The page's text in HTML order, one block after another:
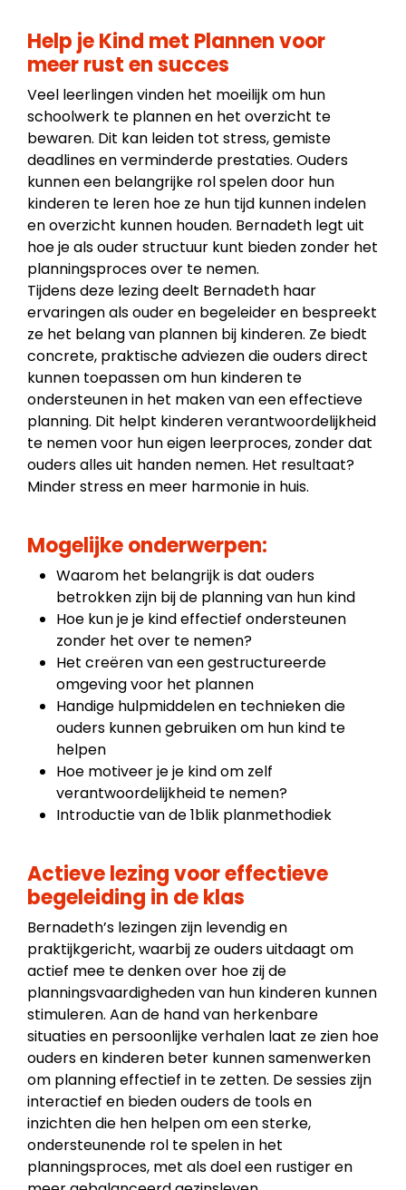
Help je Kind met Plannen voor
meer rust en succes
Veel leerlingen vinden het moeilijk om hun
schoolwerk te plannen en het overzicht te
bewaren. Dit kan leiden tot stress, gemiste
deadlines en verminderde prestaties. Ouders
kunnen een belangrijke rol spelen door hun
kinderen te leren hoe ze hun tijd kunnen indelen
en overzicht kunnen houden. Bernadeth legt uit
hoe je als ouder structuur kunt bieden zonder het
planningsproces over te nemen.
Tijdens deze lezing deelt Bernadeth haar
ervaringen als ouder en begeleider en bespreekt
ze het belang van plannen bij kinderen. Ze biedt
concrete, praktische adviezen die ouders direct
kunnen toepassen om hun kinderen te
ondersteunen in het maken van een effectieve
planning. Dit helpt kinderen verantwoordelijkheid
te nemen voor hun eigen leerproces, zonder dat
ouders alles uit handen nemen. Het resultaat?
Minder stress en meer harmonie in huis.
Mogelijke onderwerpen:
Waarom het belangrijk is dat ouders
betrokken zijn bij de planning van hun kind
Hoe kun je je kind effectief ondersteunen
zonder het over te nemen?
Het creëren van een gestructureerde
omgeving voor het plannen
Handige hulpmiddelen en technieken die
ouders kunnen gebruiken om hun kind te
helpen
Hoe motiveer je je kind om zelf
verantwoordelijkheid te nemen?
Introductie van de 1blik planmethodiek
Actieve lezing voor effectieve
begeleiding in de klas
Bernadeth’s lezingen zijn levendig en
praktijkgericht, waarbij ze ouders uitdaagt om
actief mee te denken over hoe zij de
planningsvaardigheden van hun kinderen kunnen
stimuleren. Aan de hand van herkenbare
situaties en persoonlijke verhalen laat ze zien hoe
ouders en kinderen beter kunnen samenwerken
om planning effectief in te zetten. De sessies zijn
interactief en bieden ouders de tools en
inzichten die hen helpen om een sterke,
ondersteunende rol te spelen in het
planningsproces, met als doel een rustiger en